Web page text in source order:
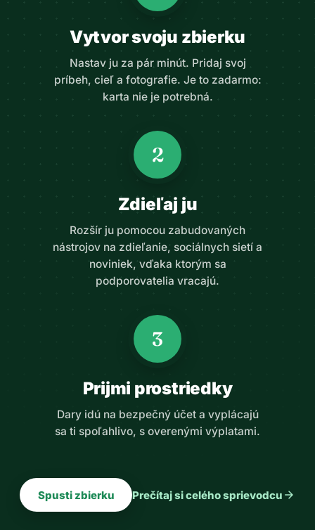
Vytvor svoju zbierku
Nastav ju za pár minút. Pridaj svoj
príbeh, cieľ a fotografie. Je to zadarmo:
karta nie je potrebná.
2
Zdieľaj ju
Rozšír ju pomocou zabudovaných
nástrojov na zdieľanie, sociálnych sietí a
noviniek, vďaka ktorým sa
podporovatelia vracajú.
3
Prijmi prostriedky
Dary idú na bezpečný účet a vyplácajú
sa ti spoľahlivo, s overenými výplatami.
Spusti zbierku Prečítaj si celého sprievodcu arrow_forward